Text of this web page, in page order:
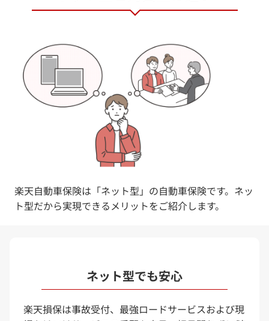
楽天自動車保険は「ネット型」の自動車保険です。ネッ
ト型だから実現できるメリットをご紹介します。
ネット型でも安心
楽天損保は事故受付、最強ロードサービスおよび現